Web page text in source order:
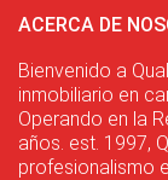
ACERCA DE
Bienvenido a
inmobiliario en
Operando en la
años. est. 1997,
profesionalismo